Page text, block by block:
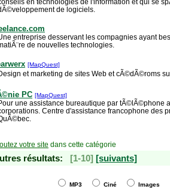
de logiciels.
entreprise desservant les compagnies ayant
de nouvelles technologies.
[MapQuest]
et marketing de sites Web et cÃ©dÃ©roms
PC [MapQuest]
une assistance bureautique par tÃ©lÃ©phone
Centre d'assistance francophone des
votre site dans cette catégorie
résultats: [1-10] [suivants]
MP3 Ciné Images